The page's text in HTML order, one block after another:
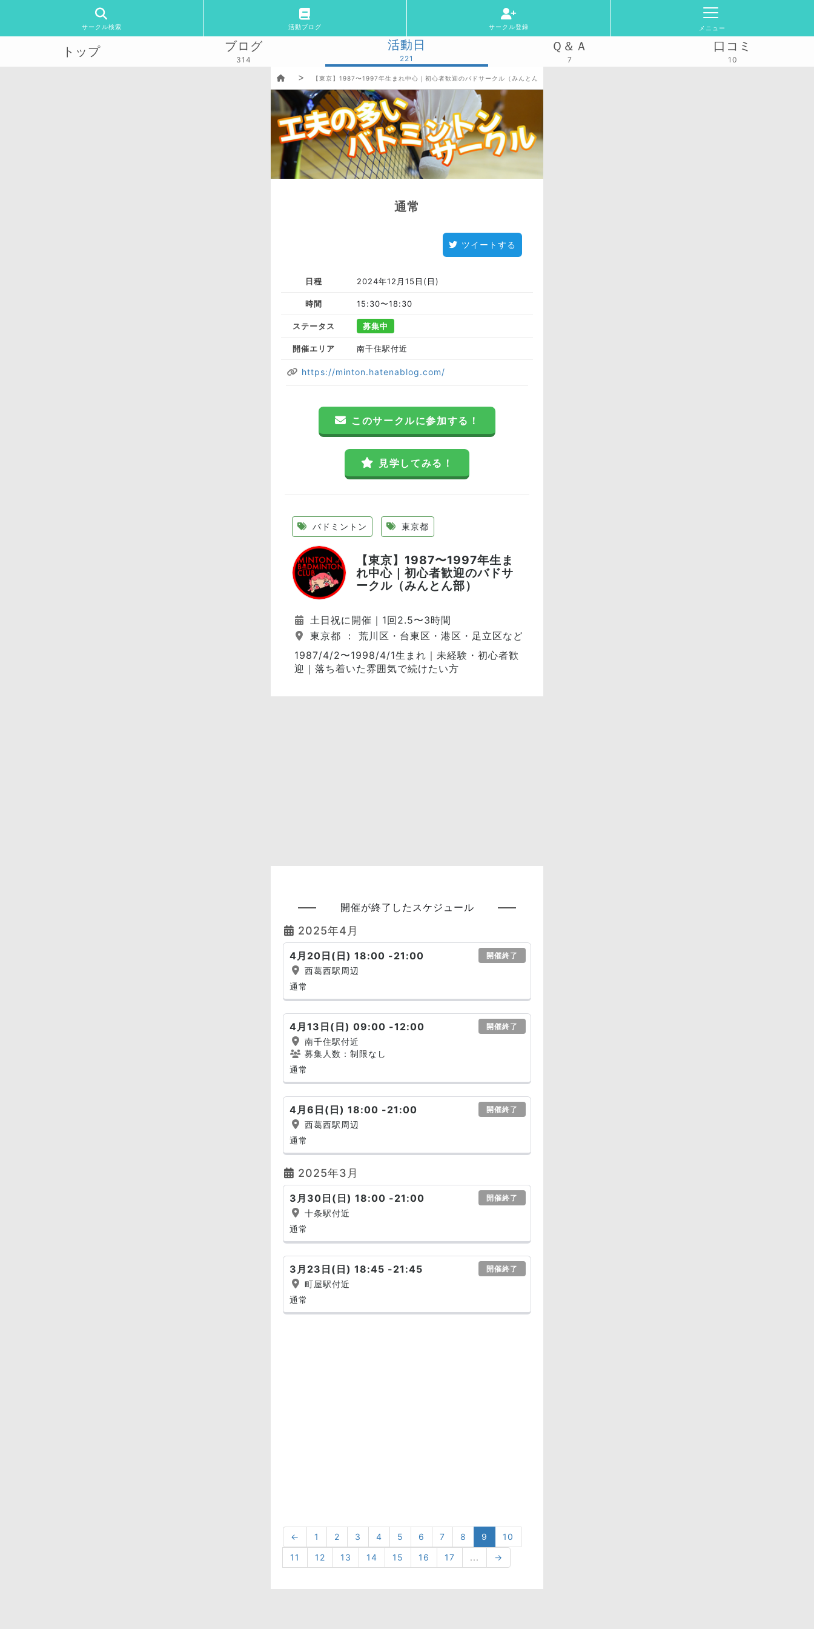
サークル検索 活動ブログ サークル登録 メニュー
トップ ブログ
314
活動日
221
Ｑ＆Ａ
7
口コミ
10
【東京】1987〜1997年生まれ中心｜初心者歓迎のバドサークル（みんとん部）
通常
ツイートする
日程 2024年12月15日(日)
時間 15:30〜18:30
ステータス 募集中
開催エリア 南千住駅付近
https://minton.hatenablog.com/
このサークルに参加する！
見学してみる！
バドミントン 東京都
【東京】1987〜1997年生ま
れ中心｜初心者歓迎のバドサ
ークル（みんとん部）
土日祝に開催｜1回2.5〜3時間
東京都 ： 荒川区・台東区・港区・足立区など（予約状況により変動）
1987/4/2〜1998/4/1生まれ｜未経験・初心者歓
迎｜落ち着いた雰囲気で続けたい方
開催が終了したスケジュール
2025年4月
4月20日(日) 18:00 -21:00 開催終了
西葛西駅周辺
通常
4月13日(日) 09:00 -12:00 開催終了
南千住駅付近
募集人数：制限なし
通常
4月6日(日) 18:00 -21:00 開催終了
西葛西駅周辺
通常
2025年3月
3月30日(日) 18:00 -21:00 開催終了
十条駅付近
通常
3月23日(日) 18:45 -21:45 開催終了
町屋駅付近
通常
← 1 2 3 4 5 6 7 8 9
10
11
12 13 14 15 16 17 ... →